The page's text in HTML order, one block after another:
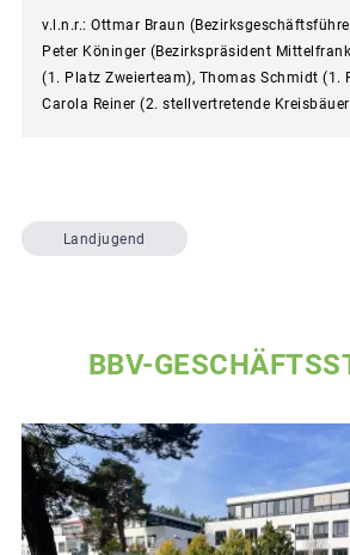
v.l.n.r.: Ottmar Braun
Peter Köninger (Bezirkspräsident
(1. Platz Zweierteam), Thomas Schmidt (1.
Carola Reiner (2. stellvertretende
Landjugend
BBV-